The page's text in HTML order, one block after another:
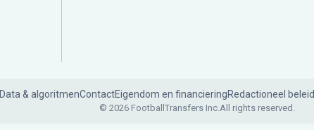
Data & algoritmenContactEigendom en financieringRedactioneel beleid
© 2026 FootballTransfers Inc.All rights reserved.